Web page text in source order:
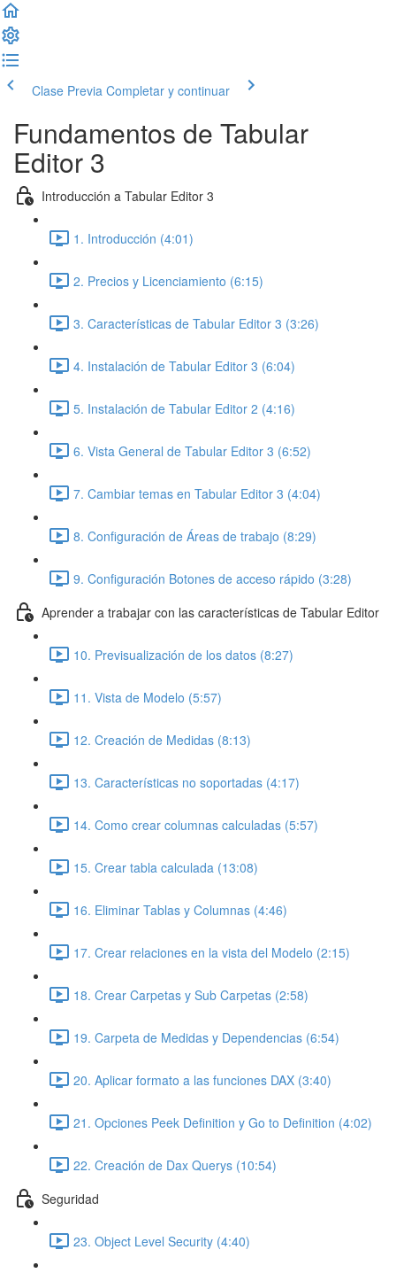
Clase Previa Completar y continuar
Fundamentos de Tabular
Editor 3
Introducción a Tabular Editor 3
1. Introducción (4:01)
2. Precios y Licenciamiento (6:15)
3. Características de Tabular Editor 3 (3:26)
4. Instalación de Tabular Editor 3 (6:04)
5. Instalación de Tabular Editor 2 (4:16)
6. Vista General de Tabular Editor 3 (6:52)
7. Cambiar temas en Tabular Editor 3 (4:04)
8. Configuración de Áreas de trabajo (8:29)
9. Configuración Botones de acceso rápido (3:28)
Aprender a trabajar con las características de Tabular Editor
10. Previsualización de los datos (8:27)
11. Vista de Modelo (5:57)
12. Creación de Medidas (8:13)
13. Características no soportadas (4:17)
14. Como crear columnas calculadas (5:57)
15. Crear tabla calculada (13:08)
16. Eliminar Tablas y Columnas (4:46)
17. Crear relaciones en la vista del Modelo (2:15)
18. Crear Carpetas y Sub Carpetas (2:58)
19. Carpeta de Medidas y Dependencias (6:54)
20. Aplicar formato a las funciones DAX (3:40)
21. Opciones Peek Definition y Go to Definition (4:02)
22. Creación de Dax Querys (10:54)
Seguridad
23. Object Level Security (4:40)